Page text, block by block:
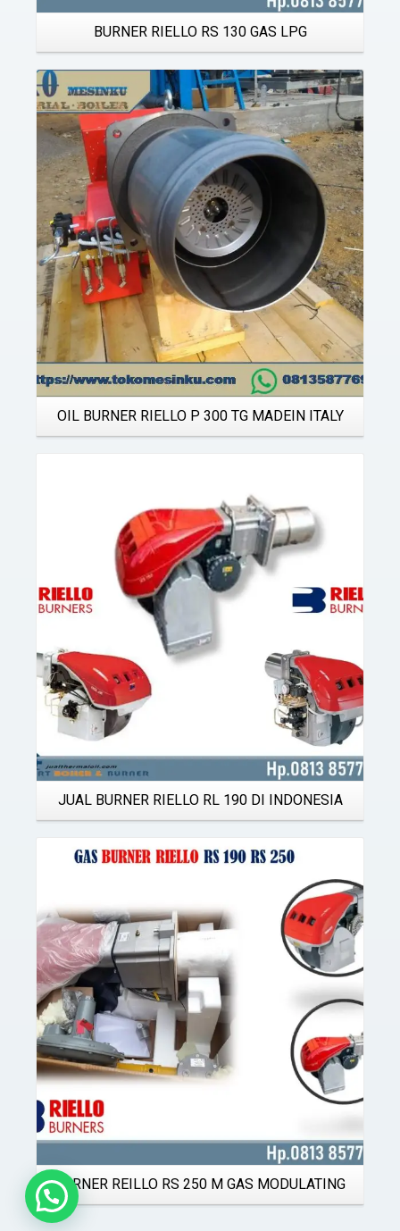
BURNER RIELLO RS 130 GAS LPG
Details
OIL BURNER RIELLO P 300 TG MADEIN ITALY
Details
JUAL BURNER RIELLO RL 190 DI INDONESIA
Details
BURNER REILLO RS 250 M GAS MODULATING